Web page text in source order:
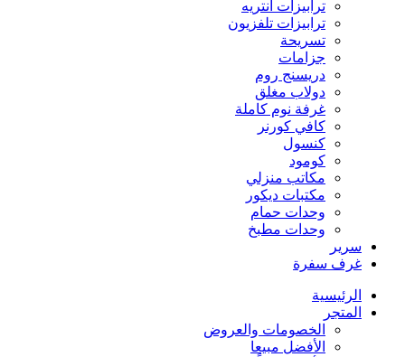
ترابيزات انتريه
ترابيزات تلفزيون
تسريحة
جزامات
دريسنج روم
دولاب مغلق
غرفة نوم كاملة
كافي كورنر
كنسول
كومود
مكاتب منزلي
مكتبات ديكور
وحدات حمام
وحدات مطبخ
سرير
غرف سفرة
الرئيسية
المتجر
الخصومات والعروض
الأفضل مبيعا